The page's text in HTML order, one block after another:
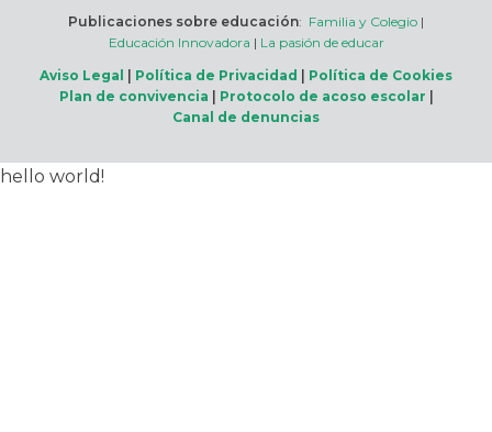
Publicaciones sobre educación: Familia y Colegio |
Educación Innovadora | La pasión de educar
Aviso Legal | Política de Privacidad | Política de Cookies
Plan de convivencia | Protocolo de acoso escolar |
Canal de denuncias
hello world!